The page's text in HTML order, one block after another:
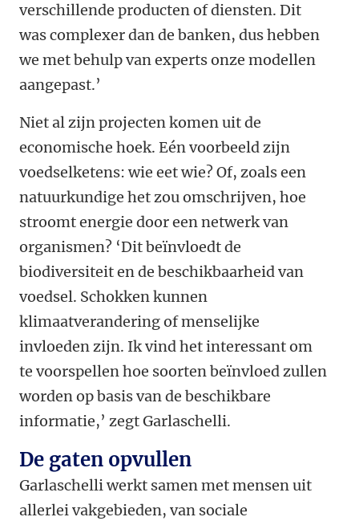
verschillende producten of diensten. Dit
was complexer dan de banken, dus hebben
we met behulp van experts onze modellen
aangepast.’
Niet al zijn projecten komen uit de
economische hoek. Eén voorbeeld zijn
voedselketens: wie eet wie? Of, zoals een
natuurkundige het zou omschrijven, hoe
stroomt energie door een netwerk van
organismen? ‘Dit beïnvloedt de
biodiversiteit en de beschikbaarheid van
voedsel. Schokken kunnen
klimaatverandering of menselijke
invloeden zijn. Ik vind het interessant om
te voorspellen hoe soorten beïnvloed zullen
worden op basis van de beschikbare
informatie,’ zegt Garlaschelli.
De gaten opvullen
Garlaschelli werkt samen met mensen uit
allerlei vakgebieden, van sociale